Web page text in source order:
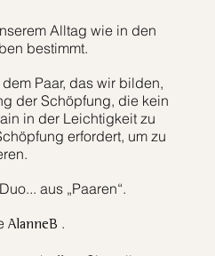
Alltag wie in den
bestimmt.
Paar, das wir bilden,
der Schöpfung, die kein
in der Leichtigkeit zu
erfordert, um zu
aus „Paaren“.
AlanneB .